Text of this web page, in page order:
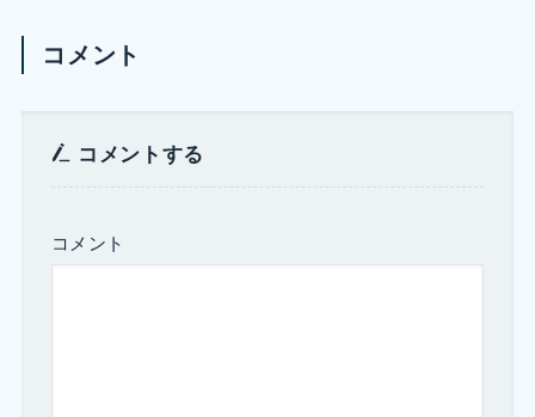
コメント
コメントする
コメント